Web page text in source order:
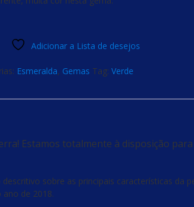
Adicionar a Lista de desejos
Esmeralda, Gemas Tag: Verde
Estamos totalmente à disposição
sobre as principais características da
de 2018.